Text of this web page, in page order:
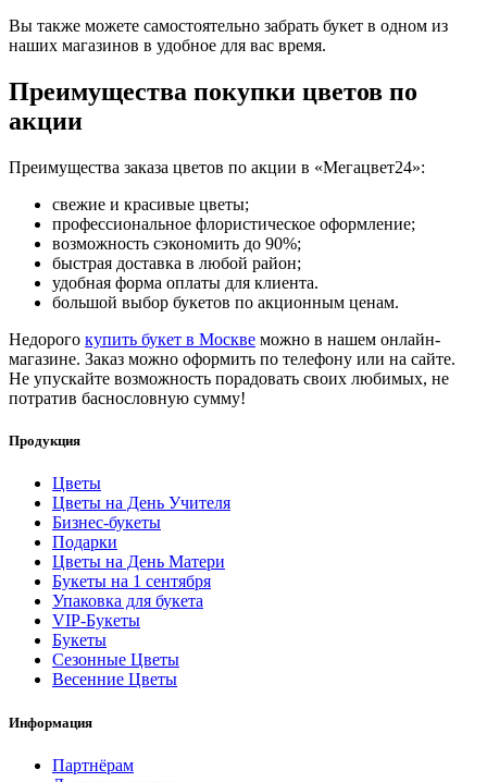
Вы также можете самостоятельно забрать букет в одном из
наших магазинов в удобное для вас время.
Преимущества покупки цветов по
акции
Преимущества заказа цветов по акции в «Мегацвет24»:
свежие и красивые цветы;
профессиональное флористическое оформление;
возможность сэкономить до 90%;
быстрая доставка в любой район;
удобная форма оплаты для клиента.
большой выбор букетов по акционным ценам.
Недорого купить букет в Москве можно в нашем онлайн-
магазине. Заказ можно оформить по телефону или на сайте.
Не упускайте возможность порадовать своих любимых, не
потратив баснословную сумму!
Продукция
Цветы
Цветы на День Учителя
Бизнес-букеты
Подарки
Цветы на День Матери
Букеты на 1 сентября
Упаковка для букета
VIP-Букеты
Букеты
Сезонные Цветы
Весенние Цветы
Информация
Партнёрам